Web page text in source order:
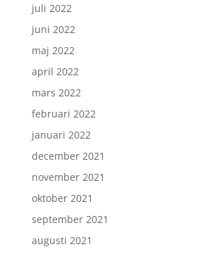
juli 2022
juni 2022
maj 2022
april 2022
mars 2022
februari 2022
januari 2022
december 2021
november 2021
oktober 2021
september 2021
augusti 2021